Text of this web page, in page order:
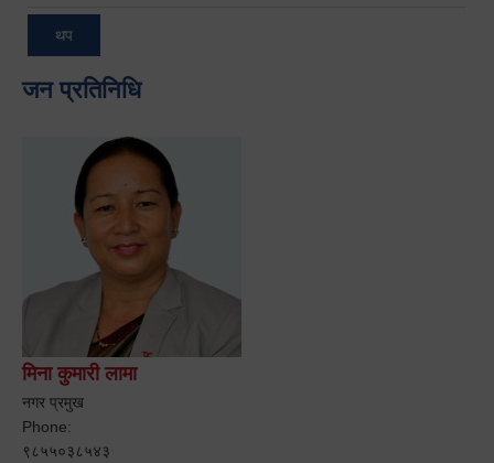
थप
जन प्रतिनिधि
मिना कुमारी लामा
नगर प्रमुख
Phone:
९८५५०३८५४३